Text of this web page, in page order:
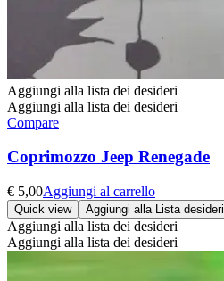
Aggiungi alla lista dei desideri
Aggiungi alla lista dei desideri
Compare
Coprimozzo Jeep Renegade
€ 5,00Aggiungi al carrello
Quick view Aggiungi alla Lista desideri
Aggiungi alla lista dei desideri
Aggiungi alla lista dei desideri